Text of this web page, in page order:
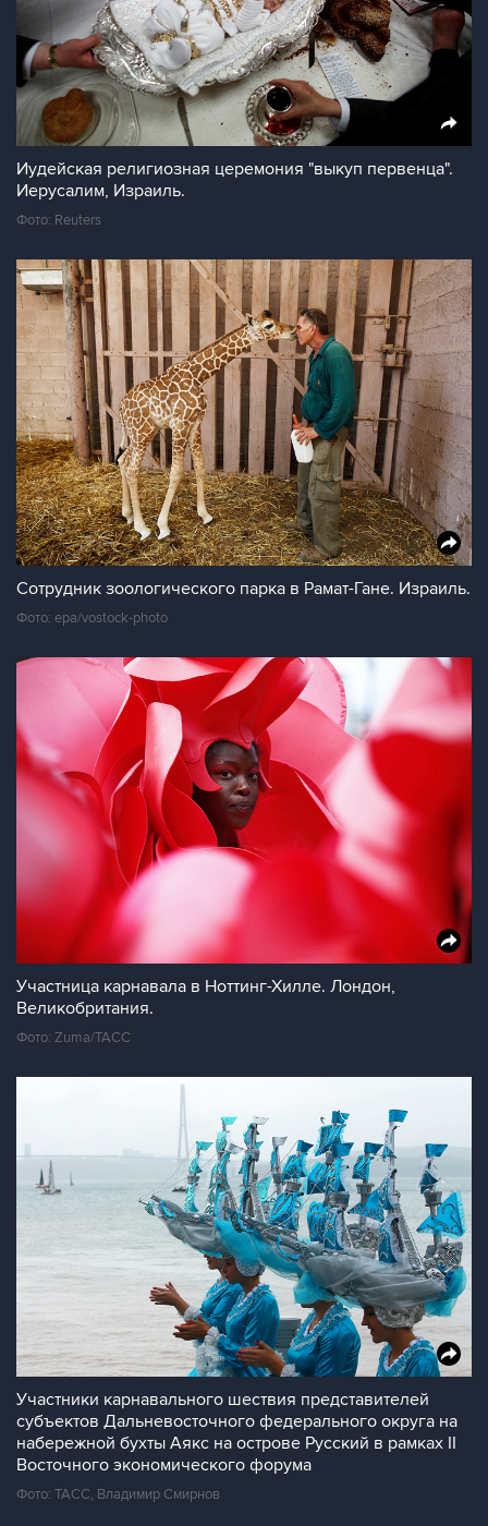
Иудейская религиозная церемония "выкуп первенца".
Иерусалим, Израиль.
Фото: Reuters
Сотрудник зоологического парка в Рамат-Гане. Израиль.
Фото: epa/vostock-photo
Участница карнавала в Ноттинг-Хилле. Лондон,
Великобритания.
Фото: Zuma/ТАСС
Участники карнавального шествия представителей
субъектов Дальневосточного федерального округа на
набережной бухты Аякс на острове Русский в рамках II
Восточного экономического форума
Фото: ТАСС, Владимир Смирнов